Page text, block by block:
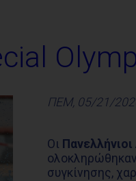
ΠΕΜ, 05/21/
Οι
συγκίνησης,